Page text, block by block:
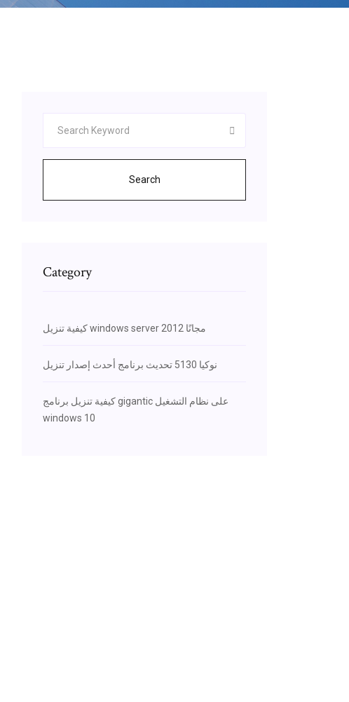
Search
Category
كيفية تنزيل windows server 2012 مجانًا
نوكيا 5130 تحديث برنامج أحدث إصدار تنزيل
كيفية تنزيل برنامج gigantic على نظام التشغيل
windows 10